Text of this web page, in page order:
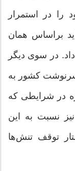
در استمرار
براساس همان
در سوی دیگر
سرنوشت کشور به
در شرایطی که
نسبت به این
توقف تنش‌ها